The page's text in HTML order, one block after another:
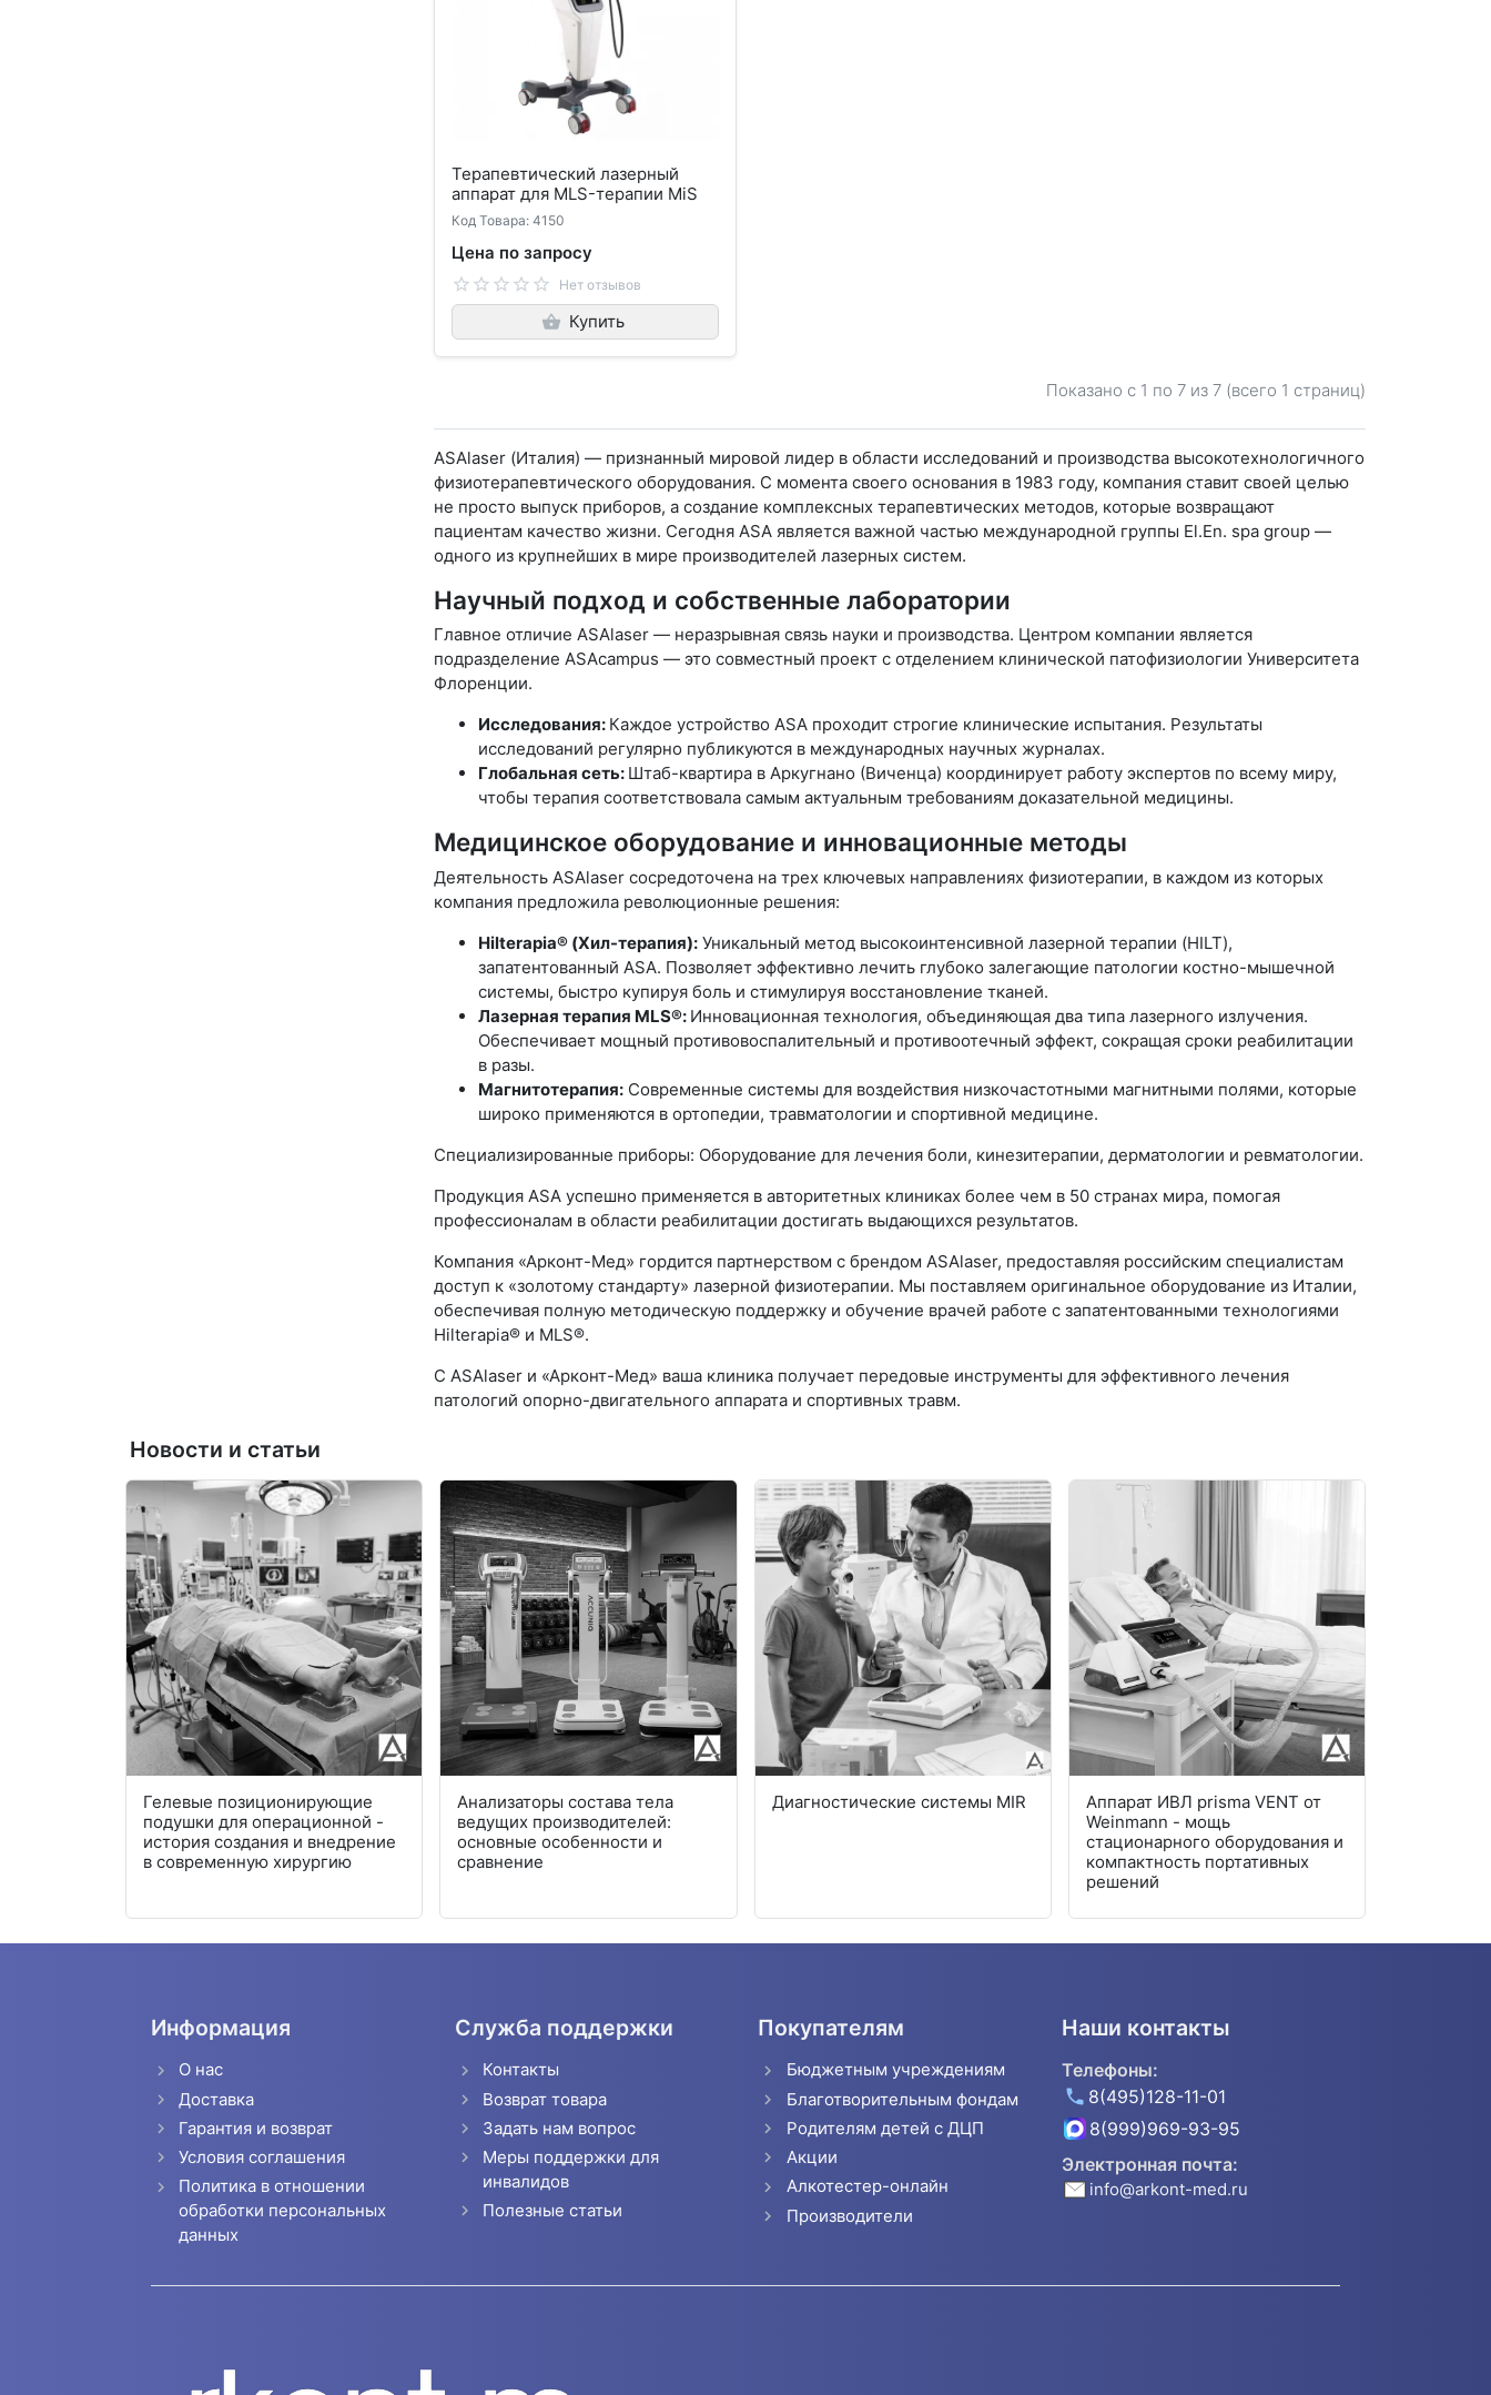
Терапевтический лазерный
аппарат для MLS-терапии MiS
Код Товара: 4150
Цена по запросу
Нет отзывов
Купить
Показано с 1 по 7из 7 (всего 1 страниц)
ASAlaser (Италия) — признанный мировой лидер в области исследований и производства высокотехнологичного
физиотерапевтического оборудования. С момента своего основания в 1983 году, компания ставит своей целью
не просто выпуск приборов, а создание комплексных терапевтических методов, которые возвращают
пациентам качество жизни. Сегодня ASA является важной частью международной группы El.En. spa group —
одного из крупнейших в мире производителей лазерных систем.
Научный подход и собственные лаборатории
Главное отличие ASAlaser — неразрывная связь науки и производства. Центром компании является
подразделение ASAcampus — это совместный проект с отделением клинической патофизиологии Университета
Флоренции.
Исследования: Каждое устройство ASA проходит строгие клинические испытания. Результаты
исследований регулярно публикуются в международных научных журналах.
Глобальная сеть: Штаб-квартира в Аркугнано (Виченца) координирует работу экспертов по всему миру,
чтобы терапия соответствовала самым актуальным требованиям доказательной медицины.
Медицинское оборудование и инновационные методы
Деятельность ASAlaser сосредоточена на трех ключевых направлениях физиотерапии, в каждом из которых
компания предложила революционные решения:
Hilterapia® (Хил-терапия):Уникальный метод высокоинтенсивной лазерной терапии (HILT),
запатентованный ASA. Позволяет эффективно лечить глубоко залегающие патологии костно-мышечной
системы, быстро купируя боль и стимулируя восстановление тканей.
Лазерная терапия MLS®: Инновационная технология, объединяющая два типа лазерного излучения.
Обеспечивает мощный противовоспалительный и противоотечный эффект, сокращая сроки реабилитации
в разы.
Магнитотерапия:Современные системы для воздействия низкочастотными магнитными полями, которые
широко применяются в ортопедии, травматологии и спортивной медицине.
Специализированные приборы: Оборудование для лечения боли, кинезитерапии, дерматологии и ревматологии.
Продукция ASA успешно применяется в авторитетных клиниках более чем в 50 странах мира, помогая
профессионалам в области реабилитации достигать выдающихся результатов.
Компания «Арконт-Мед» гордится партнерством с брендом ASAlaser, предоставляя российским специалистам
доступ к «золотому стандарту» лазерной физиотерапии. Мы поставляем оригинальное оборудование из Италии,
обеспечивая полную методическую поддержку и обучение врачей работе с запатентованными технологиями
Hilterapia® и MLS®.
С ASAlaser и «Арконт-Мед» ваша клиника получает передовые инструменты для эффективного лечения
патологий опорно-двигательного аппарата и спортивных травм.
Новости и статьи
Гелевые позиционирующие
подушки для операционной -
история создания и внедрение
в современную хирургию
Анализаторы состава тела
ведущих производителей:
основные особенности и
сравнение
Диагностические системы MIR
Аппарат ИВЛ prisma VENT от
Weinmann - мощь
стационарного оборудования и
компактность портативных
решений
Информация
О нас
Доставка
Гарантия и возврат
Условия соглашения
Политика в отношении
обработки персональных
данных
Служба поддержки
Контакты
Возврат товара
Задать нам вопрос
Меры поддержки для
инвалидов
Полезные статьи
Покупателям
Бюджетным учреждениям
Благотворительным фондам
Родителям детей с ДЦП
Акции
Алкотестер-онлайн
Производители
Наши контакты
Телефоны:
8(495)128-11-01
8(999)969-93-95
Электронная почта:
info@arkont-med.ru